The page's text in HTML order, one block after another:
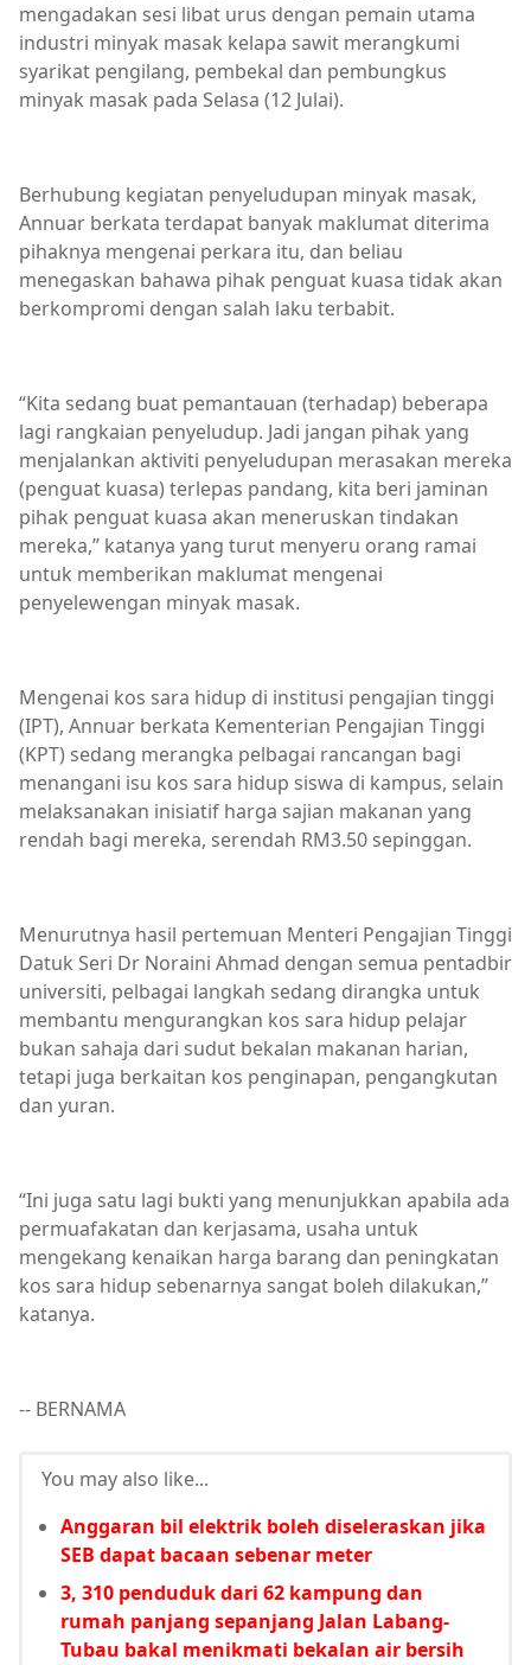
mengadakan sesi libat urus dengan pemain utama
industri minyak masak kelapa sawit merangkumi
syarikat pengilang, pembekal dan pembungkus
minyak masak pada Selasa (12 Julai).
Berhubung kegiatan penyeludupan minyak masak,
Annuar berkata terdapat banyak maklumat diterima
pihaknya mengenai perkara itu, dan beliau
menegaskan bahawa pihak penguat kuasa tidak akan
berkompromi dengan salah laku terbabit.
“Kita sedang buat pemantauan (terhadap) beberapa
lagi rangkaian penyeludup. Jadi jangan pihak yang
menjalankan aktiviti penyeludupan merasakan mereka
(penguat kuasa) terlepas pandang, kita beri jaminan
pihak penguat kuasa akan meneruskan tindakan
mereka,” katanya yang turut menyeru orang ramai
untuk memberikan maklumat mengenai
penyelewengan minyak masak.
Mengenai kos sara hidup di institusi pengajian tinggi
(IPT), Annuar berkata Kementerian Pengajian Tinggi
(KPT) sedang merangka pelbagai rancangan bagi
menangani isu kos sara hidup siswa di kampus, selain
melaksanakan inisiatif harga sajian makanan yang
rendah bagi mereka, serendah RM3.50 sepinggan.
Menurutnya hasil pertemuan Menteri Pengajian Tinggi
Datuk Seri Dr Noraini Ahmad dengan semua pentadbir
universiti, pelbagai langkah sedang dirangka untuk
membantu mengurangkan kos sara hidup pelajar
bukan sahaja dari sudut bekalan makanan harian,
tetapi juga berkaitan kos penginapan, pengangkutan
dan yuran.
“Ini juga satu lagi bukti yang menunjukkan apabila ada
permuafakatan dan kerjasama, usaha untuk
mengekang kenaikan harga barang dan peningkatan
kos sara hidup sebenarnya sangat boleh dilakukan,”
katanya.
-- BERNAMA
You may also like...
Anggaran bil elektrik boleh diseleraskan jika
SEB dapat bacaan sebenar meter
3, 310 penduduk dari 62 kampung dan
rumah panjang sepanjang Jalan Labang-
Tubau bakal menikmati bekalan air bersih